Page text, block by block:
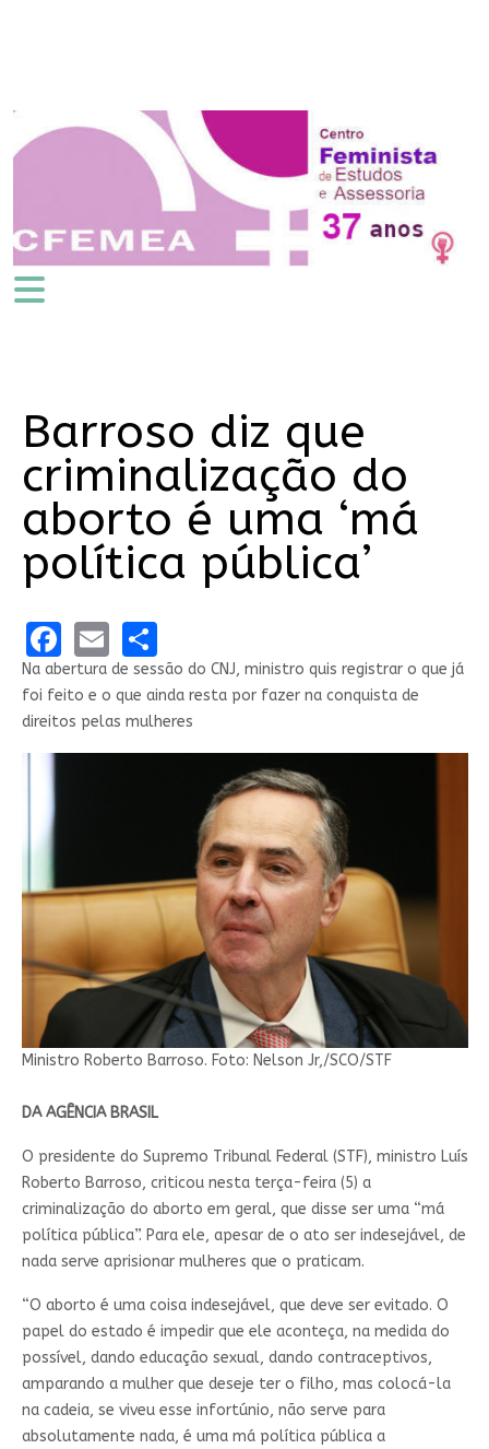
Barroso diz que
criminalização do
aborto é uma ‘má
política pública’
Facebook
EmailShare
Na abertura de sessão do CNJ, ministro quis registrar o que já
foi feito e o que ainda resta por fazer na conquista de
direitos pelas mulheres
Ministro Roberto Barroso. Foto: Nelson Jr,/SCO/STF
DA AGÊNCIA BRASIL
O presidente do Supremo Tribunal Federal (STF), ministro Luís
Roberto Barroso, criticou nesta terça-feira (5) a
criminalização do aborto em geral, que disse ser uma “má
política pública”. Para ele, apesar de o ato ser indesejável, de
nada serve aprisionar mulheres que o praticam.
“O aborto é uma coisa indesejável, que deve ser evitado. O
papel do estado é impedir que ele aconteça, na medida do
possível, dando educação sexual, dando contraceptivos,
amparando a mulher que deseje ter o filho, mas colocá-la
na cadeia, se viveu esse infortúnio, não serve para
absolutamente nada, é uma má política pública a